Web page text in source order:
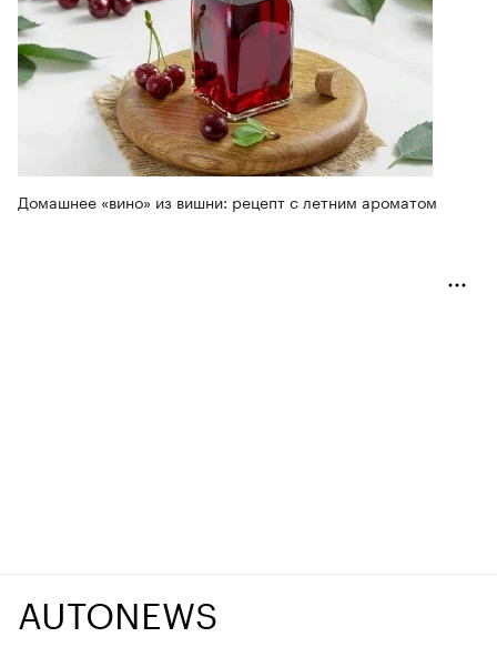
Домашнее «вино» из вишни: рецепт с летним ароматом
AUTONEWS